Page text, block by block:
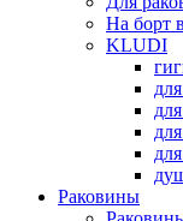
На борт
KLUDI
Раковины